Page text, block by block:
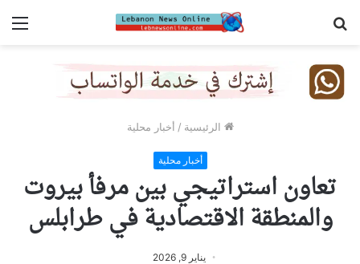
الرئيسية / أخبار محلية
أخبار محلية
تعاون استراتيجي بين مرفأ بيروت
والمنطقة الاقتصادية في طرابلس
يناير 9, 2026